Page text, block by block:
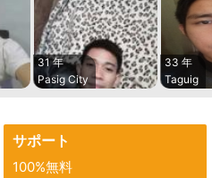
31 年
Pasig City
33 年
Taguig
サポート
100%無料